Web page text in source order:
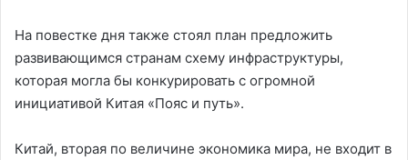
На повестке дня также стоял план предложить
развивающимся странам схему инфраструктуры,
которая могла бы конкурировать с огромной
инициативой Китая «Пояс и путь».
Китай, вторая по величине экономика мира, не входит в